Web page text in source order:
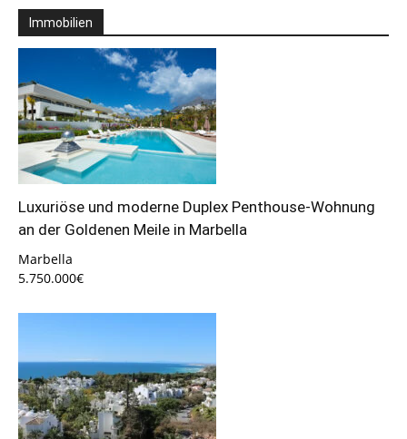
Immobilien
Luxuriöse und moderne Duplex Penthouse-Wohnung
an der Goldenen Meile in Marbella
Marbella
5.750.000€